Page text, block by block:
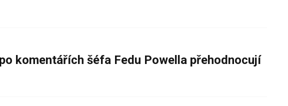
komentářích šéfa Fedu Powella přehodnocují